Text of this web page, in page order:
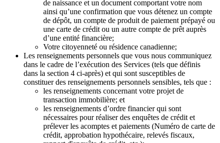
de naissance et un document comportant votre nom
ainsi qu’une confirmation que vous détenez un compte
de dépôt, un compte de produit de paiement prépayé ou
une carte de crédit ou un autre compte de prêt auprès
d’une entité financière;
Votre citoyenneté ou résidence canadienne;
Les renseignements personnels que vous nous communiquez
dans le cadre de l’exécution des Services (tels que définis
dans la section 4 ci-après) et qui sont susceptibles de
constituer des renseignements personnels sensibles, tels que :
les renseignements concernant votre projet de
transaction immobilière; et
les renseignements d’ordre financier qui sont
nécessaires pour réaliser des enquêtes de crédit et
prélever les acomptes et paiements (Numéro de carte de
crédit, approbation hypothécaire, relevés fiscaux,